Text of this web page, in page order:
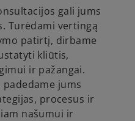
gali jums
Turėdami vertingą
patirtį, dirbame
kliūtis,
ir pažangai.
jums
procesus ir
našumui ir